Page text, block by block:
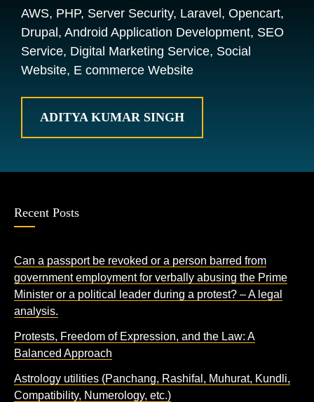
AWS, PHP, Server Security, Laravel, Opencart,
Drupal, Android Application Development, SEO
Service, Digital Marketing Service, Social
Website, E commerce Website
ADITYA KUMAR SINGH
Recent Posts
Can a passport be revoked or a person barred from
government employment for verbally abusing the Prime
Minister or a political leader during a protest? – A legal
analysis.
Protests, Freedom of Expression, and the Law: A
Balanced Approach
Astrology utilities (Panchang, Rashifal, Muhurat, Kundli,
Compatibility, Numerology, etc.)